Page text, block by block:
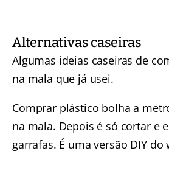
Alternativas caseiras
Algumas ideias caseiras de
na mala que já usei.
Comprar plástico bolha a
na mala. Depois é só cortar e
garrafas. É uma versão DIY do